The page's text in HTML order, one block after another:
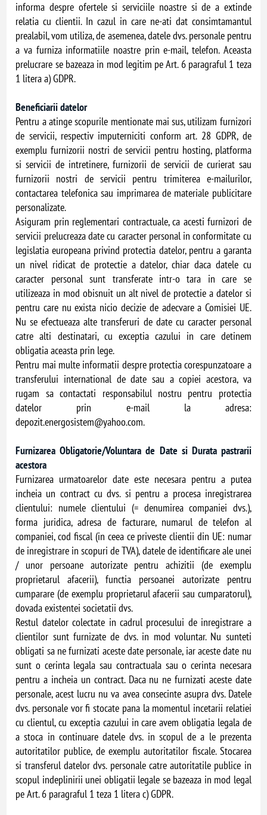
informa despre ofertele si serviciile noastre si de a extinde
relatia cu clientii. In cazul in care ne-ati dat consimtamantul
prealabil, vom utiliza, de asemenea, datele dvs. personale pentru
a va furniza informatiile noastre prin e-mail, telefon. Aceasta
prelucrare se bazeaza in mod legitim pe Art. 6 paragraful 1 teza
1 litera a) GDPR.
Beneficiarii datelor
Pentru a atinge scopurile mentionate mai sus, utilizam furnizori
de servicii, respectiv imputerniciti conform art. 28 GDPR, de
exemplu furnizorii nostri de servicii pentru hosting, platforma
si servicii de intretinere, furnizorii de servicii de curierat sau
furnizorii nostri de servicii pentru trimiterea e-mailurilor,
contactarea telefonica sau imprimarea de materiale publicitare
personalizate.
Asiguram prin reglementari contractuale, ca acesti furnizori de
servicii prelucreaza date cu caracter personal in conformitate cu
legislatia europeana privind protectia datelor, pentru a garanta
un nivel ridicat de protectie a datelor, chiar daca datele cu
caracter personal sunt transferate intr-o tara in care se
utilizeaza in mod obisnuit un alt nivel de protectie a datelor si
pentru care nu exista nicio decizie de adecvare a Comisiei UE.
Nu se efectueaza alte transferuri de date cu caracter personal
catre alti destinatari, cu exceptia cazului in care detinem
obligatia aceasta prin lege.
Pentru mai multe informatii despre protectia corespunzatoare a
transferului international de date sau a copiei acestora, va
rugam sa contactati responsabilul nostru pentru protectia
datelor prin e-mail la adresa:
depozit.energosistem@yahoo.com.
Furnizarea Obligatorie/Voluntara de Date si Durata pastrarii
acestora
Furnizarea urmatoarelor date este necesara pentru a putea
incheia un contract cu dvs. si pentru a procesa inregistrarea
clientului: numele clientului (= denumirea companiei dvs.),
forma juridica, adresa de facturare, numarul de telefon al
companiei, cod fiscal (in ceea ce priveste clientii din UE: numar
de inregistrare in scopuri de TVA), datele de identificare ale unei
/ unor persoane autorizate pentru achizitii (de exemplu
proprietarul afacerii), functia persoanei autorizate pentru
cumparare (de exemplu proprietarul afacerii sau cumparatorul),
dovada existentei societatii dvs.
Restul datelor colectate in cadrul procesului de inregistrare a
clientilor sunt furnizate de dvs. in mod voluntar. Nu sunteti
obligati sa ne furnizati aceste date personale, iar aceste date nu
sunt o cerinta legala sau contractuala sau o cerinta necesara
pentru a incheia un contract. Daca nu ne furnizati aceste date
personale, acest lucru nu va avea consecinte asupra dvs. Datele
dvs. personale vor fi stocate pana la momentul incetarii relatiei
cu clientul, cu exceptia cazului in care avem obligatia legala de
a stoca in continuare datele dvs. in scopul de a le prezenta
autoritatilor publice, de exemplu autoritatilor fiscale. Stocarea
si transferul datelor dvs. personale catre autoritatile publice in
scopul indeplinirii unei obligatii legale se bazeaza in mod legal
pe Art. 6 paragraful 1 teza 1 litera c) GDPR.